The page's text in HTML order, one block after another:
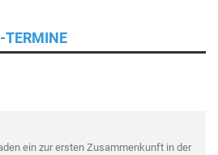
TERMINE
ein zur ersten Zusammenkunft in der